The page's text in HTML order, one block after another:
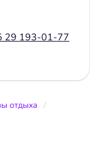
29 193-01-77
отдыха